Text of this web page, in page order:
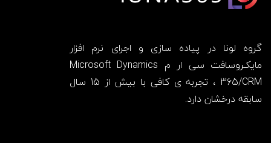
گروه لونا در پیاده سازی و اجرای نرم افزار
مایکـروسافت سی ار م Microsoft Dynamics
365/CRM ، تجربه ی کافی با بیش از 15 سال
سابقه درخشان دارد.